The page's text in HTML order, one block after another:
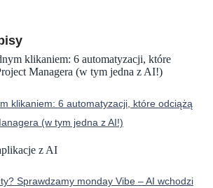
klikaniem: 6 automatyzacji, które odciążą
(w tym jedna z AI!)
Sprawdzamy monday Vibe – AI wchodzi